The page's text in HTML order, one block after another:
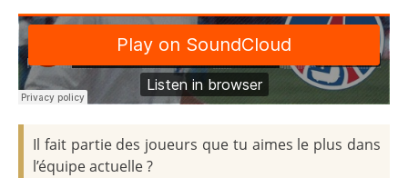
Il fait partie des joueurs que tu aimes le plus dans
l’équipe actuelle ?